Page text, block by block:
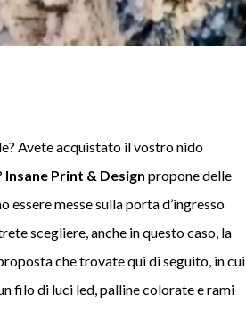
Avete acquistato il vostro nido
Insane Print & Design propone delle
essere messe sulla porta d’ingresso
scegliere, anche in questo caso, la
che trovate qui di seguito, in cui
filo di luci led, palline colorate e rami